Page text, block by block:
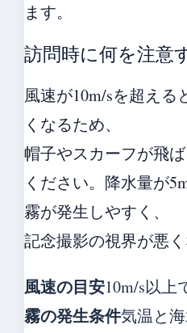
ます。
訪問時に何を注意
風速が10m/sを超える
くなるため、
帽子やスカーフが飛
ください。降水量が
霧が発生しやすく、
記念撮影の視界が悪く
風速の目安10m/s以上
霧の発生条件気温と